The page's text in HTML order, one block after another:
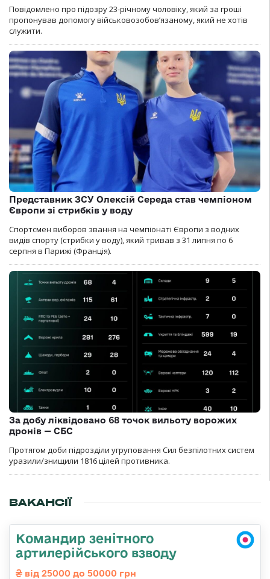
Повідомлено про підозру 23-річному чоловіку, який за гроші
пропонував допомогу військовозобов’язаному, який не хотів
служити.
Представник ЗСУ Олексій Середа став чемпіоном
Європи зі стрибків у воду
Спортсмен виборов звання на чемпіонаті Європи з водних
видів спорту (стрибки у воду), який тривав з 31 липня по 6
серпня в Парижі (Франція).
За добу ліквідовано 68 точок вильоту ворожих
дронів — СБС
Протягом доби підрозділи угруповання Сил безпілотних систем
уразили/знищили 1816 цілей противника.
ВАКАНСІЇ
Командир зенітного
артилерійського взводу
від 25000 до 50000 грн